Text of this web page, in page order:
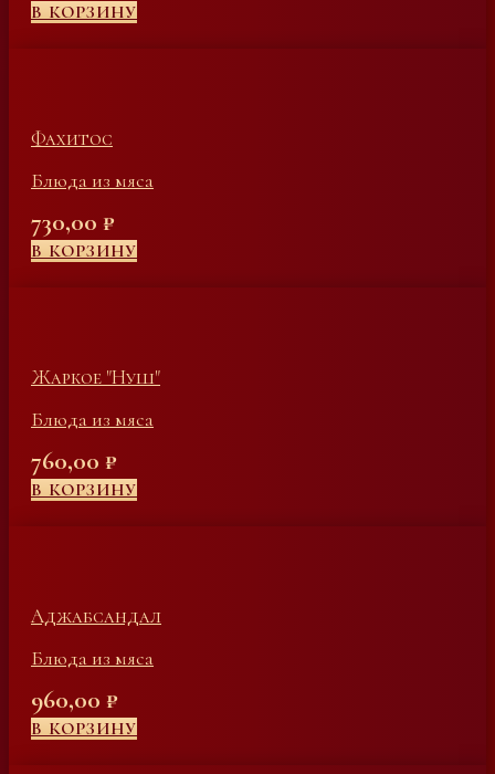
В КОРЗИНУ
Фахитос
Блюда из мяса
730,00 ₽
В КОРЗИНУ
Жаркое "Нуш"
Блюда из мяса
760,00 ₽
В КОРЗИНУ
Аджабсандал
Блюда из мяса
960,00 ₽
В КОРЗИНУ